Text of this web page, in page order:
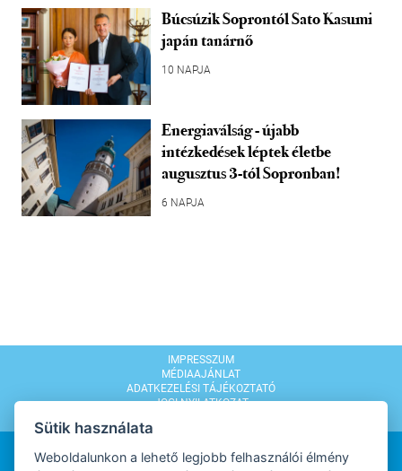
Búcsúzik Soprontól Sato Kasumi
japán tanárnő
10 NAPJA
Energiaválság - újabb
intézkedések léptek életbe
augusztus 3-tól Sopronban!
6 NAPJA
IMPRESSZUM
MÉDIAAJÁNLAT
ADATKEZELÉSI TÁJÉKOZTATÓ
JOGI NYILATKOZAT
Sütik használata
Weboldalunkon a lehető legjobb felhasználói élmény